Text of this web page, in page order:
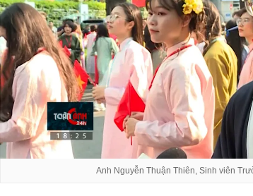
Anh Nguyễn Thuận Thiên, Sinh viên